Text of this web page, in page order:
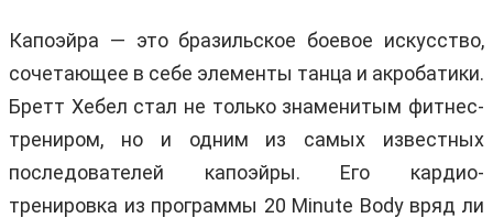
Капоэйра — это бразильское боевое искусство,
сочетающее в себе элементы танца и акробатики.
Бретт Хебел стал не только знаменитым фитнес-
трениром, но и одним из самых известных
последователей капоэйры. Его кардио-
тренировка из программы 20 Minute Body вряд ли